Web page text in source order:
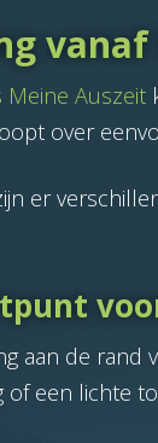
Meine Auszeit
over
er
aan de
of een lichte